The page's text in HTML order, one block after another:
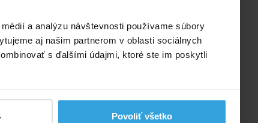
a analýzu návštevnosti používame súbory
aj našim partnerom v oblasti sociálnych
s ďalšími údajmi, ktoré ste im poskytli
Povoliť všetko